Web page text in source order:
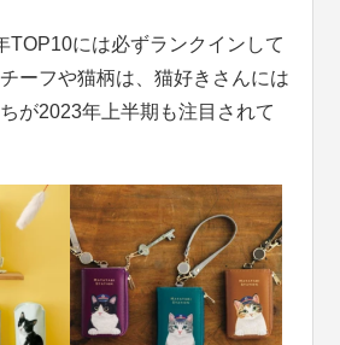
TOP10には必ずランクインして
ーフや猫柄は、猫好きさんには
が2023年上半期も注目されて